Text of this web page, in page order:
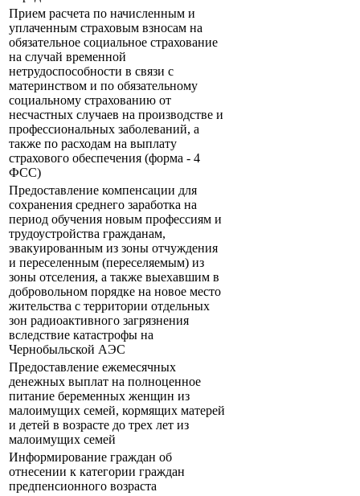
Прием расчета по начисленным и
уплаченным страховым взносам на
обязательное социальное страхование
на случай временной
нетрудоспособности в связи с
материнством и по обязательному
социальному страхованию от
несчастных случаев на производстве и
профессиональных заболеваний, а
также по расходам на выплату
страхового обеспечения (форма - 4
ФСС)
Предоставление компенсации для
сохранения среднего заработка на
период обучения новым профессиям и
трудоустройства гражданам,
эвакуированным из зоны отчуждения
и переселенным (переселяемым) из
зоны отселения, а также выехавшим в
добровольном порядке на новое место
жительства с территории отдельных
зон радиоактивного загрязнения
вследствие катастрофы на
Чернобыльской АЭС
Предоставление ежемесячных
денежных выплат на полноценное
питание беременных женщин из
малоимущих семей, кормящих матерей
и детей в возрасте до трех лет из
малоимущих семей
Информирование граждан об
отнесении к категории граждан
предпенсионного возраста